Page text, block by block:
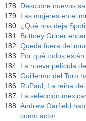
Descubre nuevos
Las mujeres en el
¿Qué nos deja
Brittney Griner
Queda fuera del
Por qué todos
La nueva película
Guillermo del Toro
RuPaul, La reina
La selección
Andrew Garfield
como actor